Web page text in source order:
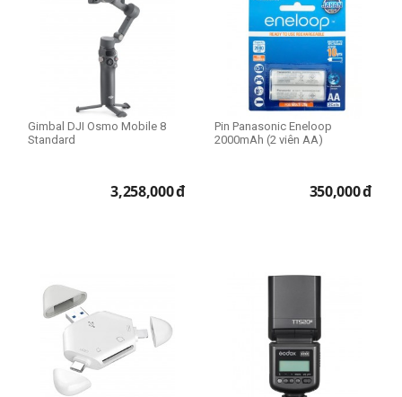
Gimbal DJI Osmo Mobile 8
Standard
3,258,000đ
Pin Panasonic Eneloop
2000mAh (2 viên AA)
350,000đ